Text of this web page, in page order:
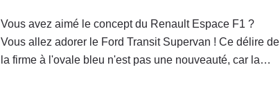
Vous avez aimé le concept du Renault Espace F1 ?
Vous allez adorer le Ford Transit Supervan ! Ce délire de
la firme à l'ovale bleu n'est pas une nouveauté, car la